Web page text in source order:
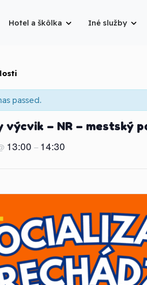
Hotel a škôlka Iné služby
passed.
výcvik – NR – mestský
13:00 – 14:30